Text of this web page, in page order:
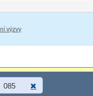
výzvy
085